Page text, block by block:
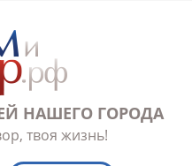
НАШЕГО ГОРОДА
твоя жизнь!